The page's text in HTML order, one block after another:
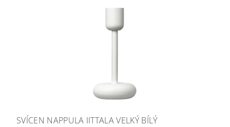
SVÍCEN NAPPULA IITTALA VELKÝ BÍLÝ